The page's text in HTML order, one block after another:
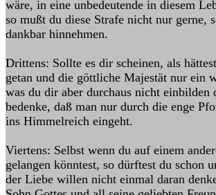
wäre, in eine unbedeutende in diesem
so mußt du diese Strafe nicht nur gerne,
dankbar hinnehmen.
Drittens: Sollte es dir scheinen, als
getan und die göttliche Majestät nur ein
was du dir aber durchaus nicht einbilden
bedenke, daß man nur durch die enge
ins Himmelreich eingeht.
Viertens: Selbst wenn du auf einem
gelangen könntest, so dürftest du schon
der Liebe willen nicht einmal daran